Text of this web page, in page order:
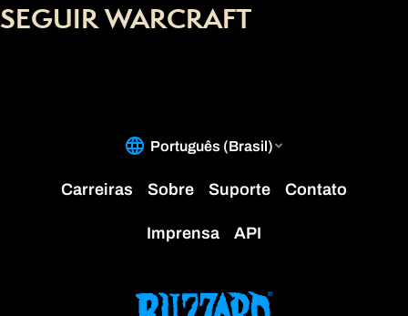
SEGUIR WARCRAFT